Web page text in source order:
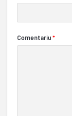
Comentariu*